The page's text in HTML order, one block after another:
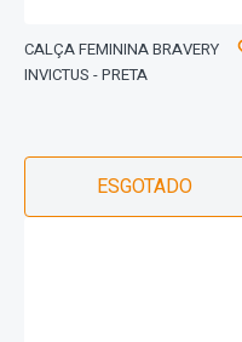
CALÇA FEMININA BRAVERY
INVICTUS - PRETA
ESGOTADO